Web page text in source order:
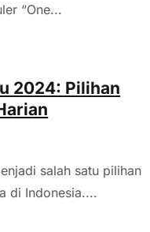
“One...
2024: Pilihan
salah satu pilihan
di Indonesia....